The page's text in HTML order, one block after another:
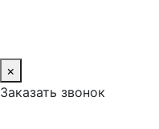
×
Заказать звонок